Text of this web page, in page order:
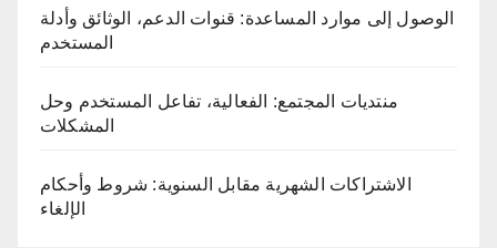
الوصول إلى موارد المساعدة: قنوات الدعم، الوثائق وأدلة
المستخدم
منتديات المجتمع: الفعالية، تفاعل المستخدم وحل
المشكلات
الاشتراكات الشهرية مقابل السنوية: شروط وأحكام
الإلغاء